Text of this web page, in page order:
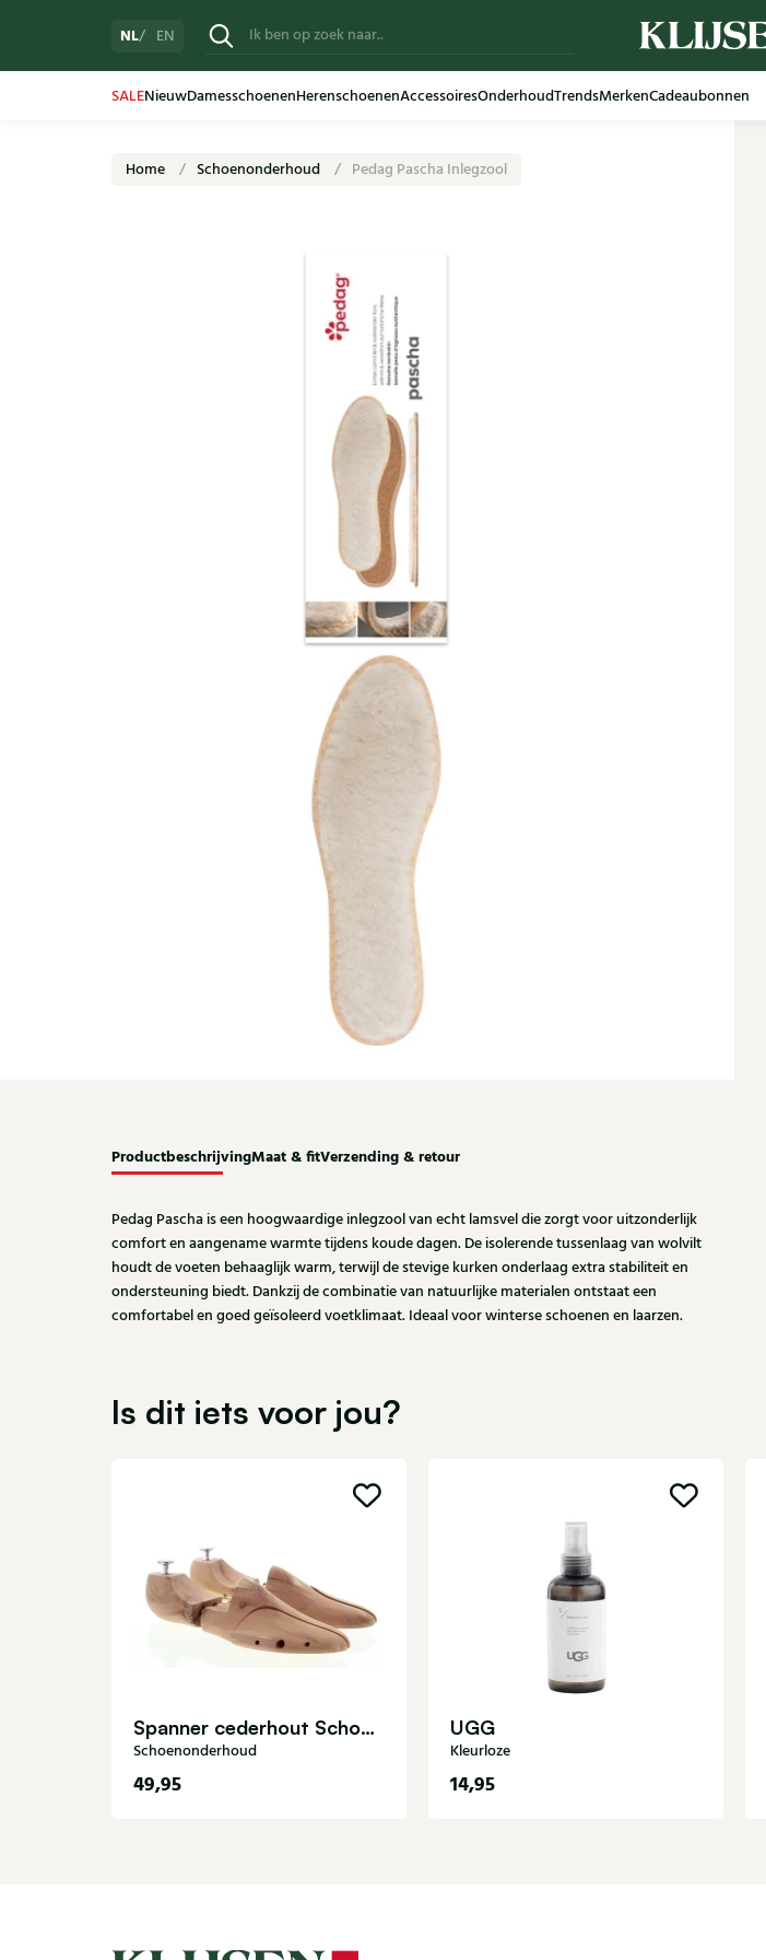
NL EN
SALENieuwDamesschoenenHerenschoenenAccessoiresOnderhoudTrendsMerkenCadeaubonnen
Home Schoenonderhoud Pedag Pascha Inlegzool
ProductbeschrijvingMaat & fitVerzending & retour
Pedag Pascha is een hoogwaardige inlegzool van echt lamsvel die zorgt voor uitzonderlijk
comfort en aangename warmte tijdens koude dagen. De isolerende tussenlaag van wolvilt
houdt de voeten behaaglijk warm, terwijl de stevige kurken onderlaag extra stabiliteit en
ondersteuning biedt. Dankzij de combinatie van natuurlijke materialen ontstaat een
comfortabel en goed geïsoleerd voetklimaat. Ideaal voor winterse schoenen en laarzen.
Is dit iets voor jou?
Spanner cederhout Schoenonderhoud
Schoenonderhoud
49,95
UGG
Kleurloze
14,95